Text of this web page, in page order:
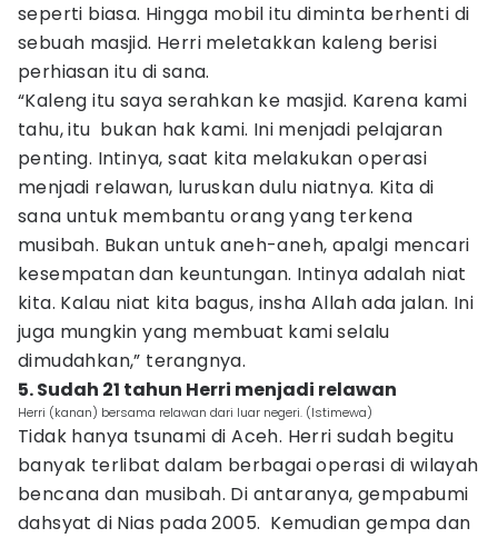
seperti biasa. Hingga mobil itu diminta berhenti di
sebuah masjid. Herri meletakkan kaleng berisi
perhiasan itu di sana.
“Kaleng itu saya serahkan ke masjid. Karena kami
tahu, itu bukan hak kami. Ini menjadi pelajaran
penting. Intinya, saat kita melakukan operasi
menjadi relawan, luruskan dulu niatnya. Kita di
sana untuk membantu orang yang terkena
musibah. Bukan untuk aneh-aneh, apalgi mencari
kesempatan dan keuntungan. Intinya adalah niat
kita. Kalau niat kita bagus, insha Allah ada jalan. Ini
juga mungkin yang membuat kami selalu
dimudahkan,” terangnya.
5. Sudah 21 tahun Herri menjadi relawan
Herri (kanan) bersama relawan dari luar negeri. (Istimewa)
Tidak hanya tsunami di Aceh. Herri sudah begitu
banyak terlibat dalam berbagai operasi di wilayah
bencana dan musibah. Di antaranya, gempabumi
dahsyat di Nias pada 2005. Kemudian gempa dan